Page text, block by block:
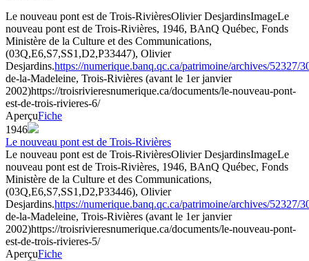
Le nouveau pont est de Trois-RivièresOlivier DesjardinsImageLe
nouveau pont est de Trois-Rivières, 1946, BAnQ Québec, Fonds
Ministère de la Culture et des Communications,
(03Q,E6,S7,SS1,D2,P33447), Olivier
Desjardins.https://numerique.banq.qc.ca/patrimoine/archives/52327/
de-la-Madeleine, Trois-Rivières (avant le 1er janvier
2002)https://troisrivieresnumerique.ca/documents/le-nouveau-pont-
est-de-trois-rivieres-6/
AperçuFiche
1946
Le nouveau pont est de Trois-Rivières
Le nouveau pont est de Trois-RivièresOlivier DesjardinsImageLe
nouveau pont est de Trois-Rivières, 1946, BAnQ Québec, Fonds
Ministère de la Culture et des Communications,
(03Q,E6,S7,SS1,D2,P33446), Olivier
Desjardins.https://numerique.banq.qc.ca/patrimoine/archives/52327/
de-la-Madeleine, Trois-Rivières (avant le 1er janvier
2002)https://troisrivieresnumerique.ca/documents/le-nouveau-pont-
est-de-trois-rivieres-5/
AperçuFiche